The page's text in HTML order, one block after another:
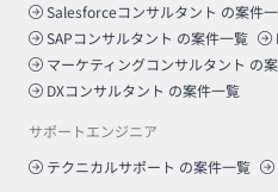
Salesforceコンサルタント の案件
SAPコンサルタント の案件一覧
マーケティングコンサルタント の
DXコンサルタント の案件一覧
サポートエンジニア
テクニカルサポート の案件一覧